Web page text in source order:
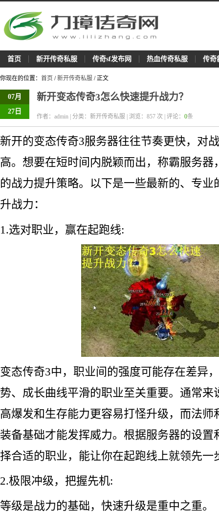
首页 新开传奇私服 传奇sf发布网 热血传奇私服 传奇
你现在的位置： 首页 /新开传奇私服 / 正文
07月
27日
新开变态传奇3怎么快速提升战力？
作者：admin | 分类：新开传奇私服 | 浏览： 857 次 | 评论： 0条
新开的变态传奇3服务器往往节奏更快，对
高。想要在短时间内脱颖而出，称霸服务器
的战力提升策略。以下是一些最新的、专业
升战力：
1.选对职业，赢在起跑线:
变态传奇3中，职业间的强度可能存在差异
势、成长曲线平滑的职业至关重要。通常来
高爆发和生存能力更容易打怪升级，而法师
装备基础才能发挥威力。根据服务器的设置
择合适的职业，能让你在起跑线上就领先一
2.极限冲级，把握先机:
等级是战力的基础，快速升级是重中之重。